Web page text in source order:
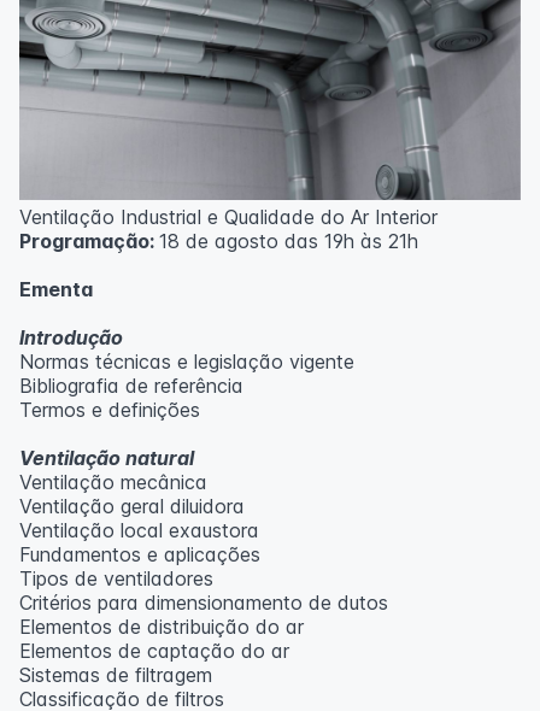
Ventilação Industrial e Qualidade do Ar Interior
Programação: 18 de agosto das 19h às 21h
Ementa
Introdução
Normas técnicas e legislação vigente
Bibliografia de referência
Termos e definições
Ventilação natural
Ventilação mecânica
Ventilação geral diluidora
Ventilação local exaustora
Fundamentos e aplicações
Tipos de ventiladores
Critérios para dimensionamento de dutos
Elementos de distribuição do ar
Elementos de captação do ar
Sistemas de filtragem
Classificação de filtros